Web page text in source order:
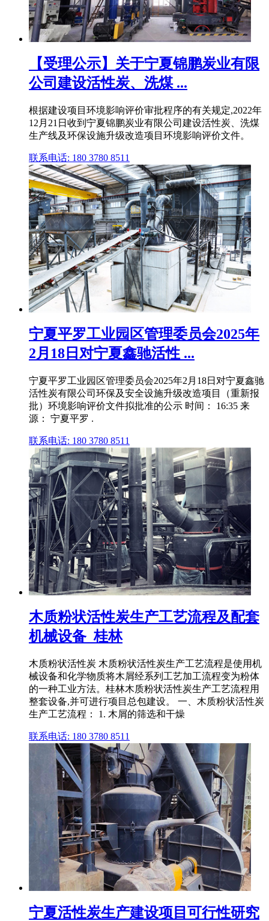
【受理公示】关于宁夏锦鹏炭业有限
公司建设活性炭、洗煤 ...
根据建设项目环境影响评价审批程序的有关规定,2022年
12月21日收到宁夏锦鹏炭业有限公司建设活性炭、洗煤
生产线及环保设施升级改造项目环境影响评价文件。
联系电话: 180 3780 8511
宁夏平罗工业园区管理委员会2025年
2月18日对宁夏鑫驰活性 ...
宁夏平罗工业园区管理委员会2025年2月18日对宁夏鑫驰
活性炭有限公司环保及安全设施升级改造项目（重新报
批）环境影响评价文件拟批准的公示 时间： 16:35 来
源： 宁夏平罗 .
联系电话: 180 3780 8511
木质粉状活性炭生产工艺流程及配套
机械设备_桂林
木质粉状活性炭 木质粉状活性炭生产工艺流程是使用机
械设备和化学物质将木屑经系列工艺加工流程变为粉体
的一种工业方法。桂林木质粉状活性炭生产工艺流程用
整套设备,并可进行项目总包建设。 一、木质粉状活性炭
生产工艺流程： 1. 木屑的筛选和干燥
联系电话: 180 3780 8511
宁夏活性炭生产建设项目可行性研究